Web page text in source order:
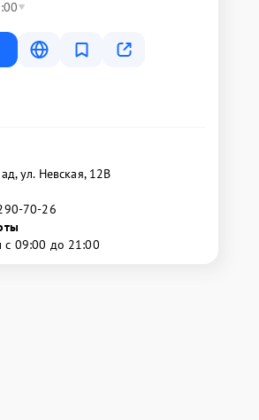
ул. Невская, 12В
70-26
с 09:00 до 21:00